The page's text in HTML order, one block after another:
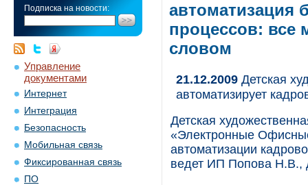
Подписка на новости:
Управление
документами
Интернет
Интеграция
Безопасность
Мобильная связь
Фиксированная связь
ПО
автоматизация
процессов: все
словом
21.12.2009 Детская
автоматизирует
Детская
«Электронные
автоматизации
ведет ИП Попова Н.В.,